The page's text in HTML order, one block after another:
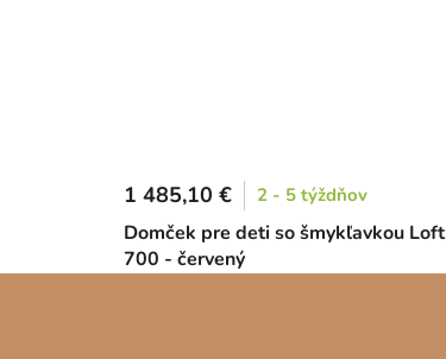
Domček pre deti so šmykľavkou Loft
700 - červený
1 485,10 € 2 - 5 týždňov